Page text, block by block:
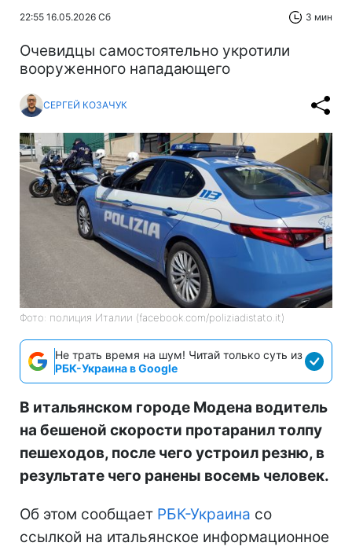
22:55 16.05.2026 Сб 3 мин
Очевидцы самостоятельно укротили
вооруженного нападающего
СЕРГЕЙ КОЗАЧУК
Фото: полиция Италии (facebook.com/poliziadistato.it)
Не трать время на шум! Читай только суть из
РБК-Украина в Google
В итальянском городе Модена водитель
на бешеной скорости протаранил толпу
пешеходов, после чего устроил резню, в
результате чего ранены восемь человек.
Об этом сообщает РБК-Украина со
ссылкой на итальянское информационное